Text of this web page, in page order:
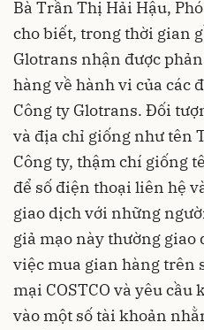
Bà Trần Thị Hải Hậu,
cho biết, trong thời gian
Glotrans nhận được
hàng về hành vi của các
Công ty Glotrans. Đối
và địa chỉ giống như tên
Công ty, thậm chí giống
để số điện thoại liên hệ
giao dịch với những
giả mạo này thường giao
việc mua gian hàng trên
mại COSTCO và yêu
vào một số tài khoản